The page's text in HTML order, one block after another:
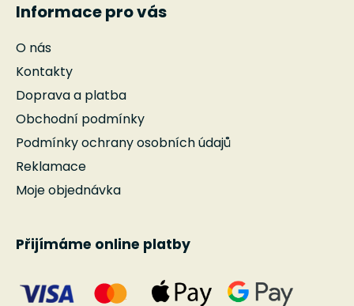
Informace pro vás
O nás
Kontakty
Doprava a platba
Obchodní podmínky
Podmínky ochrany osobních údajů
Reklamace
Moje objednávka
Přijímáme online platby